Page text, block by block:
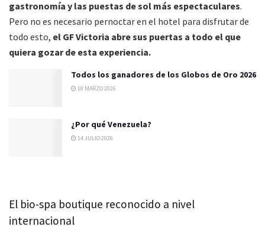
gastronomía y las puestas de sol más espectaculares.
Pero no es necesario pernoctar en el hotel para disfrutar de
todo esto, el GF Victoria abre sus puertas a todo el que
quiera gozar de esta experiencia.
Todos los ganadores de los Globos de Oro 2026
18 MARZO 2026
¿Por qué Venezuela?
14 JULIO 2026
El bio-spa boutique reconocido a nivel
internacional